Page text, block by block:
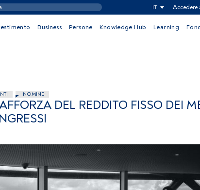
IT Accedere
Business Persone Knowledge Hub Learning
NOMINE
DEL REDDITO FISSO DEI